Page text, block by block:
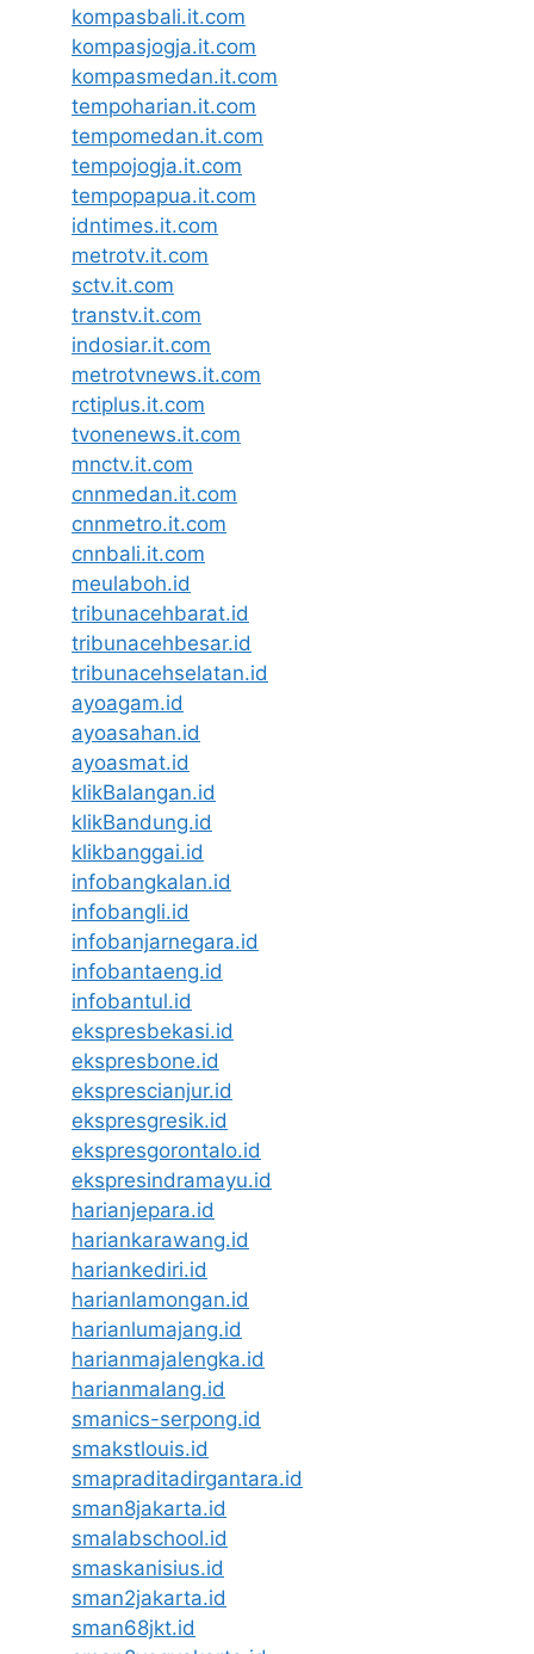
kompasbali.it.com
kompasjogja.it.com
kompasmedan.it.com
tempoharian.it.com
tempomedan.it.com
tempojogja.it.com
tempopapua.it.com
idntimes.it.com
metrotv.it.com
sctv.it.com
transtv.it.com
indosiar.it.com
metrotvnews.it.com
rctiplus.it.com
tvonenews.it.com
mnctv.it.com
cnnmedan.it.com
cnnmetro.it.com
cnnbali.it.com
meulaboh.id
tribunacehbarat.id
tribunacehbesar.id
tribunacehselatan.id
ayoagam.id
ayoasahan.id
ayoasmat.id
klikBalangan.id
klikBandung.id
klikbanggai.id
infobangkalan.id
infobangli.id
infobanjarnegara.id
infobantaeng.id
infobantul.id
ekspresbekasi.id
ekspresbone.id
eksprescianjur.id
ekspresgresik.id
ekspresgorontalo.id
ekspresindramayu.id
harianjepara.id
hariankarawang.id
hariankediri.id
harianlamongan.id
harianlumajang.id
harianmajalengka.id
harianmalang.id
smanics-serpong.id
smakstlouis.id
smapraditadirgantara.id
sman8jakarta.id
smalabschool.id
smaskanisius.id
sman2jakarta.id
sman68jkt.id